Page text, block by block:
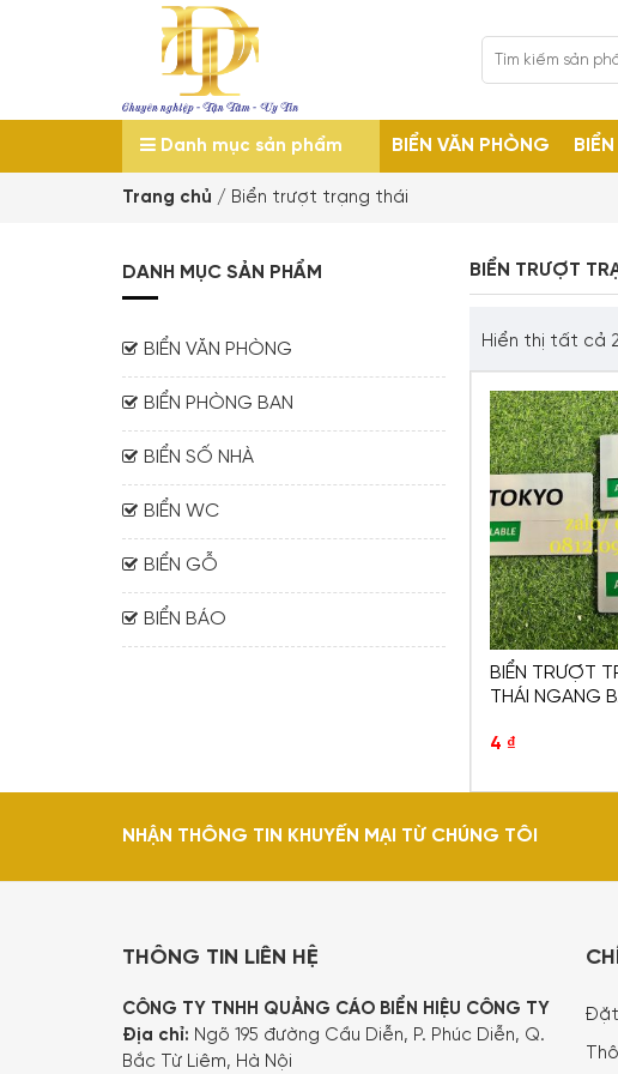
Danh mục sản phẩm BIỂN VĂN PHÒNG
Trang chủ / Biển trượt trạng thái
BIỂN TRƯỢT
Hiển thị tất cả
BIỂN TRƯỢT
THÁI NGANG
4 ₫
DANH MỤC SẢN PHẨM
BIỂN VĂN PHÒNG
BIỂN PHÒNG BAN
BIỂN SỐ NHÀ
BIỂN WC
BIỂN GỖ
BIỂN BÁO
NHẬN THÔNG TIN KHUYẾN MẠI TỪ CHÚNG TÔI
THÔNG TIN LIÊN HỆ
CÔNG TY TNHH QUẢNG CÁO BIỂN HIỆU CÔNG TY
Địa chỉ: Ngõ 195 đường Cầu Diễn, P. Phúc Diễn, Q.
Bắc Từ Liêm, Hà Nội
Đặt